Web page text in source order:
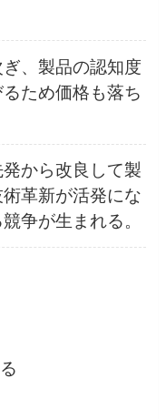
ぎ、製品の認知度
ため価格も落ち
から改良して製
革新が活発にな
争が生まれる。